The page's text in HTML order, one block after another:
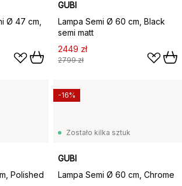
Ø 47 cm,
GUBI
Lampa Semi Ø 60 cm, Black
semi matt
2449 zł
2799 zł
Polished
Zostało kilka sztuk
GUBI
Lampa Semi Ø 60 cm, Chrome
-16%